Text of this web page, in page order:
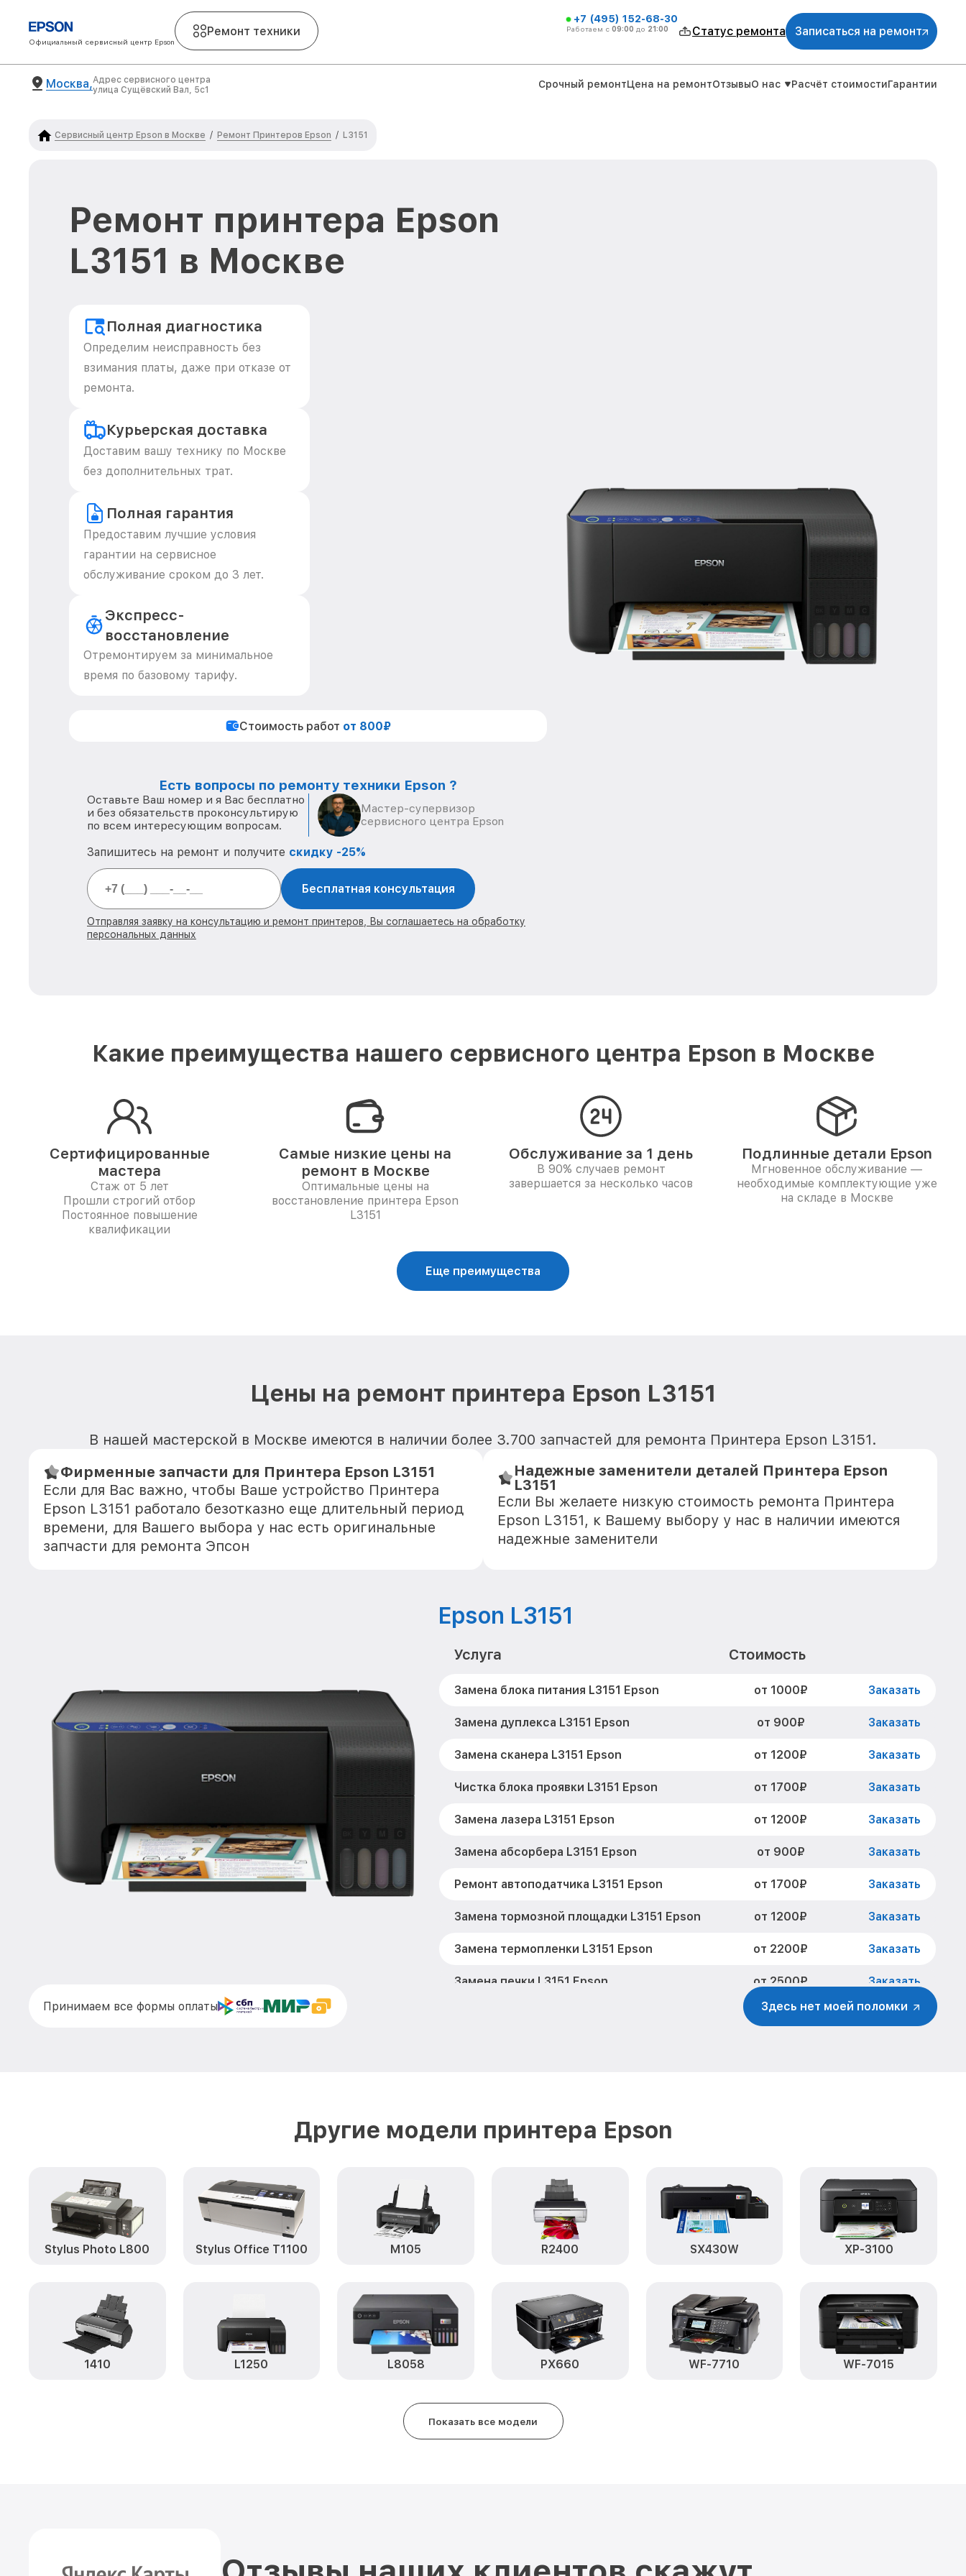
Официальный сервисный центр Epson
Ремонт техники
+7 (495) 152-68-30
Работаем с 09:00 до 21:00 Статус ремонта Записаться на ремонт
Москва,Адрес сервисного центра
улица Сущёвский Вал, 5с1
Срочный ремонтЦена на ремонтОтзывыО нас Расчёт стоимостиГарантии
Сервисный центр Epson в Москве / Ремонт Принтеров Epson / L3151
Ремонт принтера Epson
L3151 в Москве
Полная диагностика
Определим неисправность без
взимания платы, даже при отказе от
ремонта.
Курьерская доставка
Доставим вашу технику по Москве
без дополнительных трат.
Полная гарантия
Предоставим лучшие условия
гарантии на сервисное
обслуживание сроком до 3 лет.
Экспресс-
восстановление
Отремонтируем за минимальное
время по базовому тарифу.
Стоимость работ от 800₽
Есть вопросы по ремонту техники Epson ?
Оставьте Ваш номер и я Вас бесплатно
и без обязательств проконсультирую
по всем интересующим вопросам.
Мастер-супервизор
сервисного центра Epson
Запишитесь на ремонт и получите скидку -25%
Бесплатная консультация
Отправляя заявку на консультацию и ремонт принтеров, Вы соглашаетесь на обработку
персональных данных
Какие преимущества нашего сервисного центра Epson в Москве
Сертифицированные
мастера
Стаж от 5 лет
Прошли строгий отбор
Постоянное повышение
квалификации
Самые низкие цены на
ремонт в Москве
Оптимальные цены на
восстановление принтера Epson
L3151
Обслуживание за 1 день
В 90% случаев ремонт
завершается за несколько часов
Подлинные детали Epson
Мгновенное обслуживание —
необходимые комплектующие уже
на складе в Москве
Еще преимущества
Цены на ремонт принтера Epson L3151
В нашей мастерской в Москве имеются в наличии более 3.700 запчастей для ремонта Принтера Epson L3151.
Фирменные запчасти для Принтера Epson L3151
Если для Вас важно, чтобы Ваше устройство Принтера
Epson L3151 работало безотказно еще длительный период
времени, для Вашего выбора у нас есть оригинальные
запчасти для ремонта Эпсон
Надежные заменители деталей Принтера Epson
L3151
Если Вы желаете низкую стоимость ремонта Принтера
Epson L3151, к Вашему выбору у нас в наличии имеются
надежные заменители
Epson L3151
Услуга Стоимость
Замена блока питания L3151 Epson от 1000₽ Заказать
Замена дуплекса L3151 Epson от 900₽ Заказать
Замена сканера L3151 Epson от 1200₽ Заказать
Чистка блока проявки L3151 Epson от 1700₽ Заказать
Замена лазера L3151 Epson от 1200₽ Заказать
Замена абсорбера L3151 Epson от 900₽ Заказать
Ремонт автоподатчика L3151 Epson от 1700₽ Заказать
Замена тормозной площадки L3151 Epson от 1200₽ Заказать
Замена термопленки L3151 Epson от 2200₽ Заказать
Замена печки L3151 Epson от 2500₽ Заказать
от 1500₽ Заказать
Принимаем все формы оплаты Здесь нет моей поломки
Другие модели принтера Epson
Stylus Photo L800 Stylus Office T1100 M105 R2400 SX430W XP-3100
1410 L1250 L8058 PX660 WF-7710 WF-7015
Показать все модели